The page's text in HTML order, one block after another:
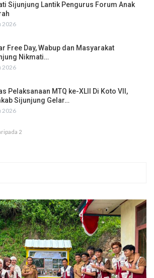
Sijunjung Lantik Pengurus Forum Anak
2026
Free Day, Wabup dan Masyarakat
Nikmati…
2026
Pelaksanaan MTQ ke-XLII Di Koto VII,
Sijunjung Gelar…
2026
2